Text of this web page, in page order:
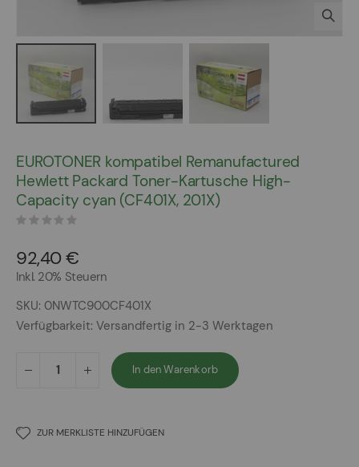
der
Bildergalerie
springen
EUROTONER kompatibel Remanufactured
Hewlett Packard Toner-Kartusche High-
Capacity cyan (CF401X, 201X)
92,40 €
Inkl. 20% Steuern
SKU 0NWTC900CF401X
Verfügbarkeit: Versandfertig in 2-3 Werktagen
In den Warenkorb
ZUR MERKLISTE HINZUFÜGEN